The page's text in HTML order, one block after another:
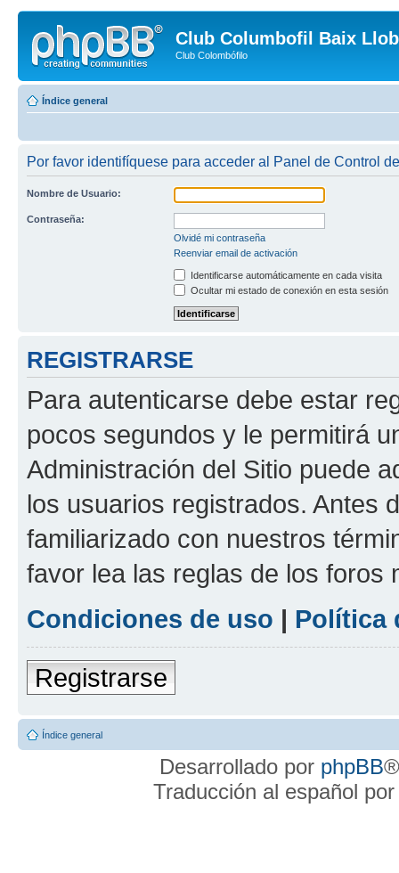
Club Columbofil Baix
Club Colombófilo
Índice general
Por favor identifíquese para acceder al Panel de Control
Nombre de Usuario:
Contraseña:
Olvidé mi contraseña
Reenviar email de activación
Identificarse automáticamente en cada visita
Ocultar mi estado de conexión en esta sesión
REGISTRARSE
Para autenticarse debe estar
pocos segundos y le permitirá
Administración del Sitio puede
los usuarios registrados. Antes
familiarizado con nuestros
favor lea las reglas de los foros
Condiciones de uso | Política
Registrarse
Índice general
Desarrollado por phpBB
Traducción al español